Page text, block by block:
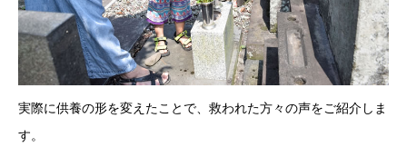
実際に供養の形を変えたことで、救われた方々の声をご紹介しま
す。